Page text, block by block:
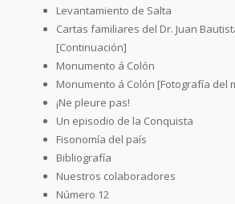
Levantamiento de Salta
Cartas familiares del Dr. Juan
[Continuación]
Monumento á Colón
Monumento á Colón [Fotografía del
¡Ne pleure pas!
Un episodio de la Conquista
Fisonomía del país
Bibliografía
Nuestros colaboradores
Número 12